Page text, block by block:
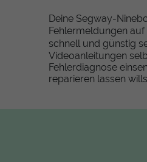
Deine Segway-
Fehlermeldungen
schnell und günstig
Videoanleitungen
Fehlerdiagnose
reparieren lassen